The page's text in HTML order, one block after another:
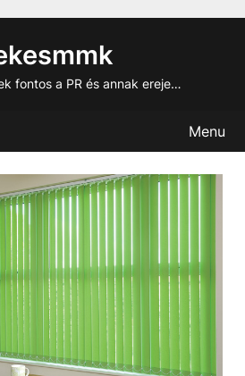
fontos a PR és annak ereje…
Menu